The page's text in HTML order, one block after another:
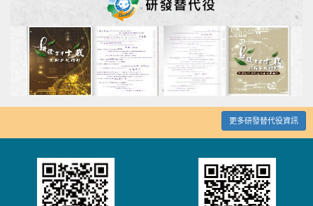
更多研發替代役資訊